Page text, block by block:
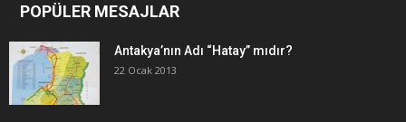
POPÜLER MESAJLAR
Antakya’nın Adı “Hatay” mıdır?
22 Ocak 2013